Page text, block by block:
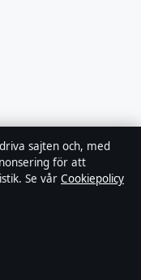
sajten och, med
för att
Se vår Cookiepolicy